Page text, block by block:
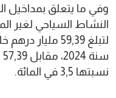
وفي ما يتعلق بمداخيل
النشاط السياحي لغير
لتبلغ 59,39
نسبتها 3,5 في المائة.